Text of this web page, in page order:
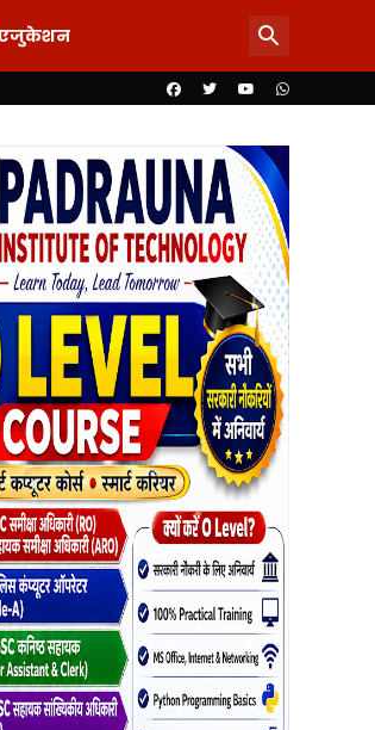
एजुकेशन
का खेल या पारदर्शिता पर पर्दा? शिलापट्ट